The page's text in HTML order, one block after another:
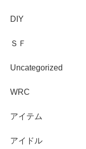
DIY
ＳＦ
Uncategorized
WRC
アイテム
アイドル